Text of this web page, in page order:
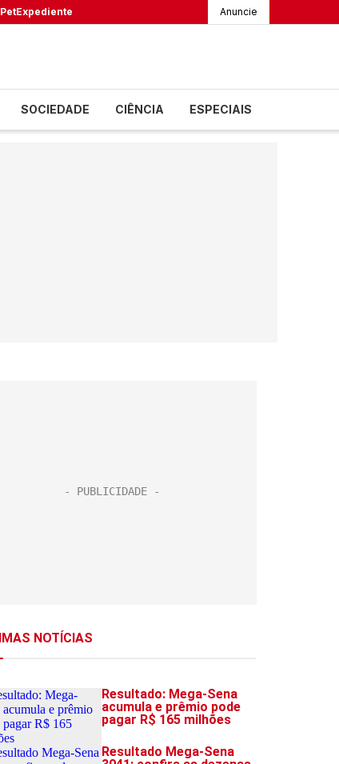
PetExpediente Anuncie
SOCIEDADE CIÊNCIA ESPECIAIS